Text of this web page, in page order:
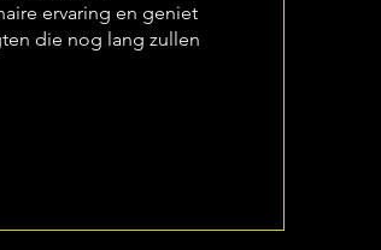
ervaring en geniet
die nog lang zullen